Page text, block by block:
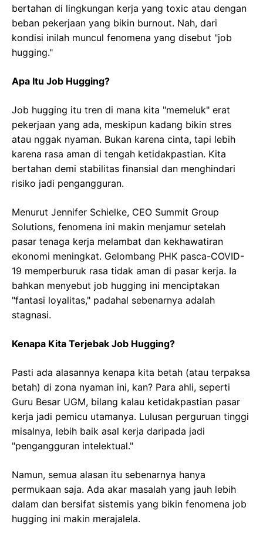
bertahan di lingkungan kerja yang toxic atau dengan
beban pekerjaan yang bikin burnout. Nah, dari
kondisi inilah muncul fenomena yang disebut "job
hugging."
Apa Itu Job Hugging?
Job hugging itu tren di mana kita "memeluk" erat
pekerjaan yang ada, meskipun kadang bikin stres
atau nggak nyaman. Bukan karena cinta, tapi lebih
karena rasa aman di tengah ketidakpastian. Kita
bertahan demi stabilitas finansial dan menghindari
risiko jadi pengangguran.
Menurut Jennifer Schielke, CEO Summit Group
Solutions, fenomena ini makin menjamur setelah
pasar tenaga kerja melambat dan kekhawatiran
ekonomi meningkat. Gelombang PHK pasca-COVID-
19 memperburuk rasa tidak aman di pasar kerja. Ia
bahkan menyebut job hugging ini menciptakan
"fantasi loyalitas," padahal sebenarnya adalah
stagnasi.
Kenapa Kita Terjebak Job Hugging?
Pasti ada alasannya kenapa kita betah (atau terpaksa
betah) di zona nyaman ini, kan? Para ahli, seperti
Guru Besar UGM, bilang kalau ketidakpastian pasar
kerja jadi pemicu utamanya. Lulusan perguruan tinggi
misalnya, lebih baik asal kerja daripada jadi
"pengangguran intelektual."
Namun, semua alasan itu sebenarnya hanya
permukaan saja. Ada akar masalah yang jauh lebih
dalam dan bersifat sistemis yang bikin fenomena job
hugging ini makin merajalela.